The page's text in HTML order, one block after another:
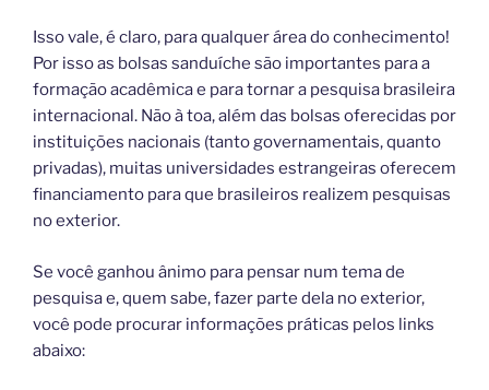
Isso vale, é claro, para qualquer área do conhecimento!
Por isso as bolsas sanduíche são importantes para a
formação acadêmica e para tornar a pesquisa brasileira
internacional. Não à toa, além das bolsas oferecidas por
instituições nacionais (tanto governamentais, quanto
privadas), muitas universidades estrangeiras oferecem
financiamento para que brasileiros realizem pesquisas
no exterior.
Se você ganhou ânimo para pensar num tema de
pesquisa e, quem sabe, fazer parte dela no exterior,
você pode procurar informações práticas pelos links
abaixo: